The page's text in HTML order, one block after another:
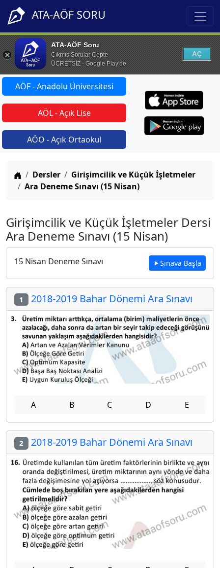
ATA-AÖF SORU
ATA-AÖF Soru
Çıkmış Sorular Cepte
ÜCRETSİZ - Google Play'de
AÇ
AÖF - Anadolu Üniversitesi
AÖL - Açık Lise
AÖO - Açık Ortaokul
Anasayfa
Dersler
Girişimcilik ve Küçük İşletmeler
Ara Deneme Sınavı (15 Nisan)
Girişimcilik ve Küçük İşletmeler Dersi
Ara Deneme Sınavı (15 Nisan)
15 Nisan Deneme Sınavı Sınava Başla
1 2018-2019 Bahar Dönemi Ara Sınavı
A B C D E
2 2018-2019 Bahar Dönemi Ara Sınavı